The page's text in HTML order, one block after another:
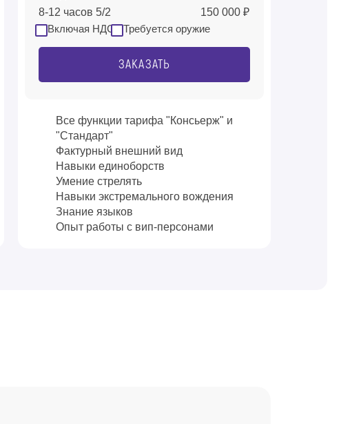
8-12 часов 5/2
150 000 ₽
Включая НДС
Требуется оружие
ЗАКАЗАТЬ
Все функции тарифа "Консьерж" и
"Стандарт"
Фактурный внешний вид
Навыки единоборств
Умение стрелять
Навыки экстремального вождения
Знание языков
Опыт работы с вип-персонами